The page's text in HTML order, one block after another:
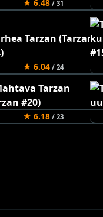
★ 6.48/ 31
★ 6.04/ 24
★ 6.18/ 23